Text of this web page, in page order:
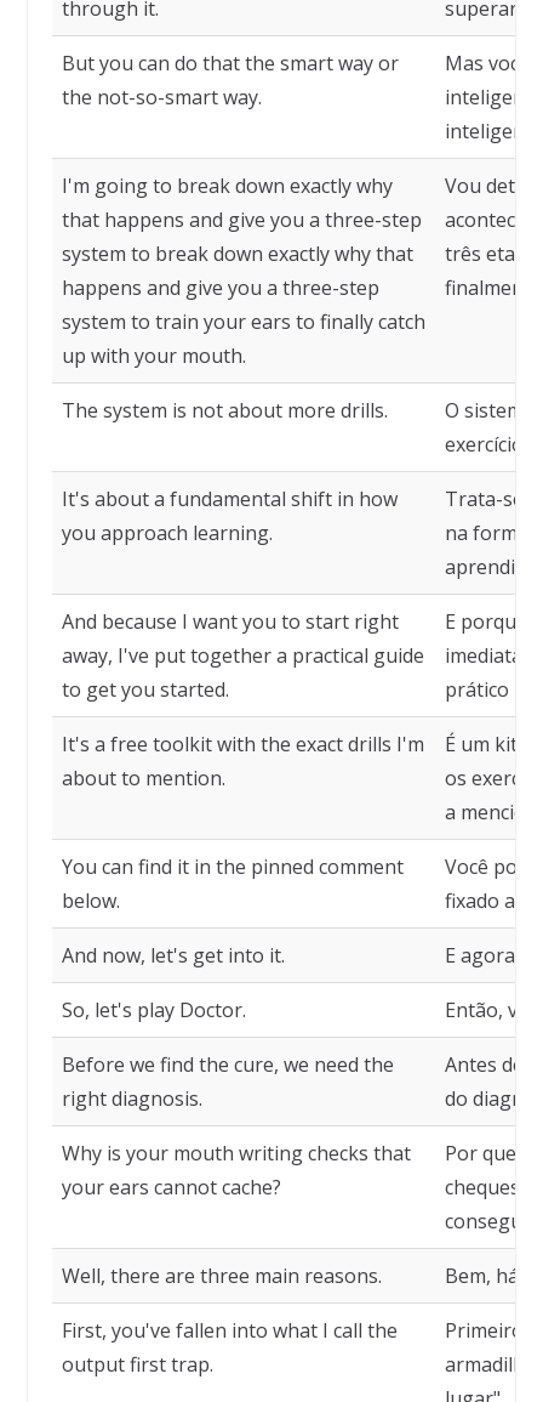
through it. superar
But you can do that the smart way or
the not-so-smart way.
Mas você
I'm going to break down exactly why
that happens and give you a three-step
system to break down exactly why that
happens and give you a three-step
system to train your ears to finally catch
up with your mouth.
Vou
acontece
três
The system is not about more drills.
O sistema
exercícios.
It's about a fundamental shift in how
you approach learning.
Trata-se
na forma
And because I want you to start right
away, I've put together a practical guide
to get you started.
E porque
prático
It's a free toolkit with the exact drills I'm
about to mention.
É um kit
os
a
You can find it in the pinned comment
below.
Você
fixado
And now, let's get into it. E agora,
So, let's play Doctor. Então,
Before we find the cure, we need the
right diagnosis.
Antes de
do
Why is your mouth writing checks that
your ears cannot cache?
Por que
cheques"
Well, there are three main reasons. Bem, há
First, you've fallen into what I call the
output first trap.
Primeiro,
armadilha